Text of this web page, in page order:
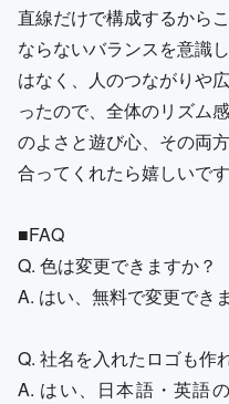
直線だけで構成するから
ならないバランスを意識
はなく、人のつながりや
ったので、全体のリズム
のよさと遊び心、その両
合ってくれたら嬉しいです
■FAQ
Q. 色は変更できますか？
A. はい、無料で変更できま
Q. 社名を入れたロゴも作
A. はい、日本語・英語